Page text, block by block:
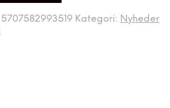
5707582993519 Kategori: Nyheder